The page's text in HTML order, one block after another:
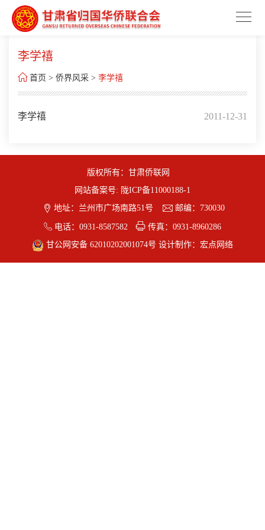
李学禧
 首页 > 侨界风采 > 李学禧
2011-12-31
李学禧
版权所有：甘肃侨联网
网站备案号: 陇ICP备11000188-1
 地址：兰州市广场南路51号  邮编：730030
 电话：0931-8587582 传真：0931-8960286
甘公网安备 62010202001074号 设计制作： 宏点网络